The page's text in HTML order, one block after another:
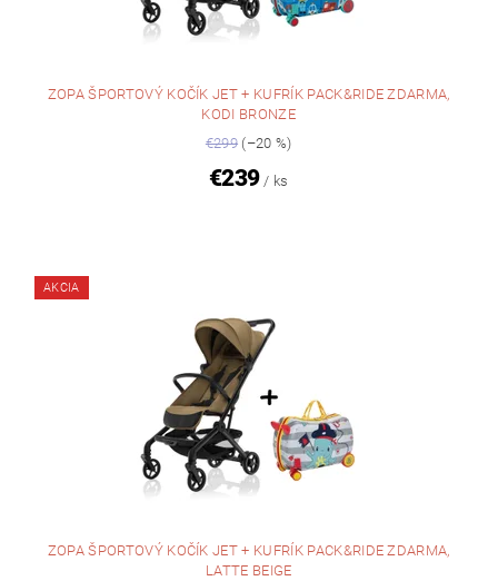
ZOPA ŠPORTOVÝ KOČÍK JET + KUFRÍK PACK&RIDE ZDARMA,
KODI BRONZE
€299 (–20 %)
€239 / ks
AKCIA
ZOPA ŠPORTOVÝ KOČÍK JET + KUFRÍK PACK&RIDE ZDARMA,
LATTE BEIGE